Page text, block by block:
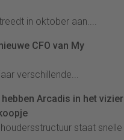
in oktober aan....
CFO van My
verschillende...
Arcadis in het vizier
staat snelle